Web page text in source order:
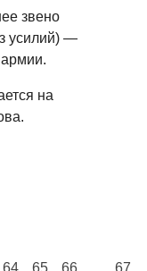
звено
усилий) —
на
64 65 66 67